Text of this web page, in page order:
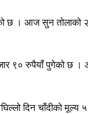
छ । आज सुन
९० रुपैयाँ पुगेको छ ।
दिन चाँदीको मूल्य